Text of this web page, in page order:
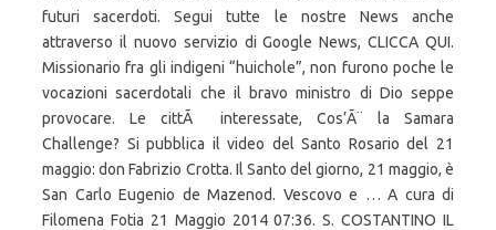
futuri sacerdoti. Segui tutte le nostre News anche
attraverso il nuovo servizio di Google News, CLICCA QUI.
Missionario fra gli indigeni “huichole”, non furono poche le
vocazioni sacerdotali che il bravo ministro di Dio seppe
provocare. Le cittÃ interessate, Cos’Ã¨ la Samara
Challenge? Si pubblica il video del Santo Rosario del 21
maggio: don Fabrizio Crotta. Il Santo del giorno, 21 maggio, è
San Carlo Eugenio de Mazenod. Vescovo e … A cura di
Filomena Fotia 21 Maggio 2014 07:36. S. COSTANTINO IL